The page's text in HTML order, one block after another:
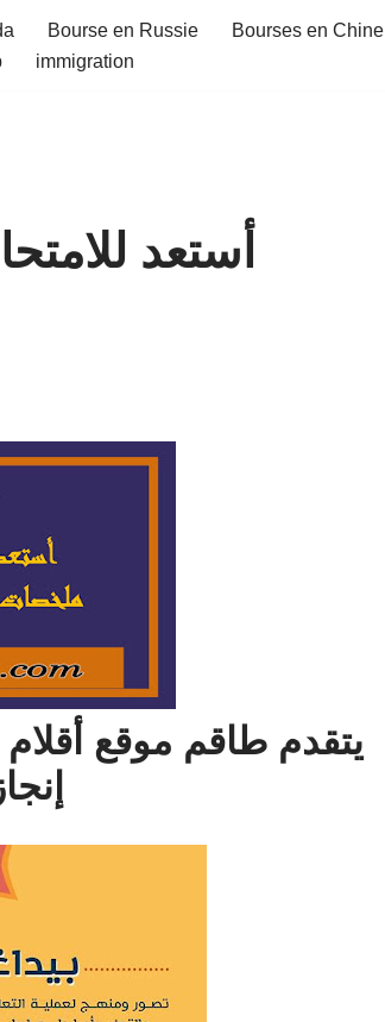
Bourse en Russie Bourses en Chine
immigration
أستعد
يتقدم طاقم موقع